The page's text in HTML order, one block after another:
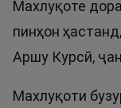
Махлуқоте
пинҳон
Аршу Курсӣ,
Махлуқоти